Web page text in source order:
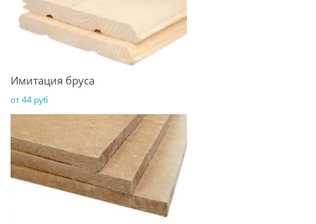
Имитация бруса
от 44 руб